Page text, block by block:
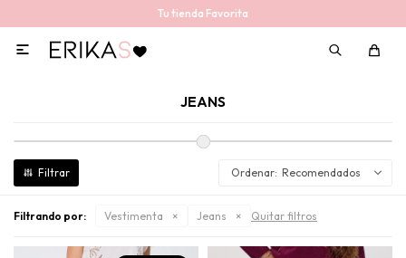
Tu tienda Favorita

JEANS
Recomendados
Filtrando por: Vestimenta Jeans Quitar filtros